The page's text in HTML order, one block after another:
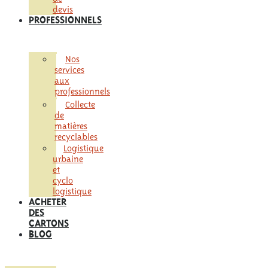
devis
PROFESSIONNELS
Nos
services
aux
professionnels
Collecte
de
matières
recyclables
Logistique
urbaine
et
cyclo
logistique
ACHETER
DES
CARTONS
BLOG